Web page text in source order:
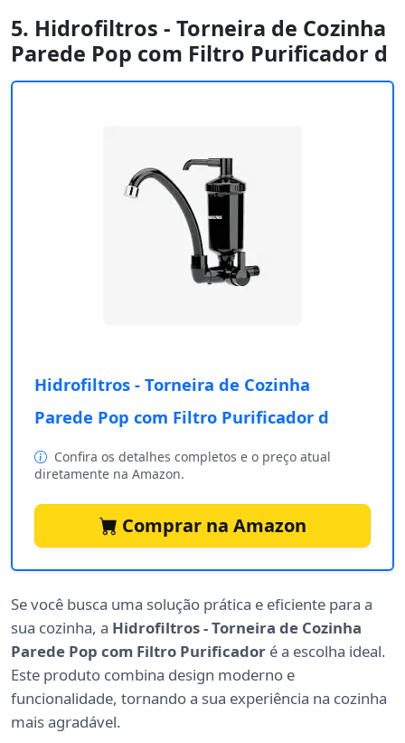
5. Hidrofiltros - Torneira de Cozinha
Parede Pop com Filtro Purificador d
Hidrofiltros - Torneira de Cozinha
Parede Pop com Filtro Purificador d
Confira os detalhes completos e o preço atual
diretamente na Amazon.
Comprar na Amazon
Se você busca uma solução prática e eficiente para a
sua cozinha, a Hidrofiltros - Torneira de Cozinha
Parede Pop com Filtro Purificador é a escolha ideal.
Este produto combina design moderno e
funcionalidade, tornando a sua experiência na cozinha
mais agradável.